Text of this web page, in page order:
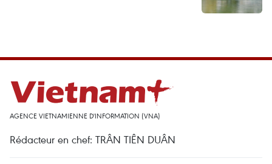
AGENCE VIETNAMIENNE D'INFORMATION (VNA)
Rédacteur en chef: TRÂN TIÊN DUÂN